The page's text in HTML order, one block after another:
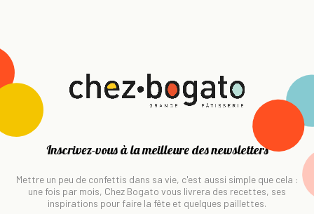
Inscrivez-vous à la meilleure des newsletters
Mettre un peu de confettis dans sa vie, c'est aussi simple que cela :
une fois par mois, Chez Bogato vous livrera des recettes, ses
inspirations pour faire la fête et quelques paillettes.